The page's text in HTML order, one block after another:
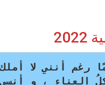
رغم أنني لا
العناء ، و